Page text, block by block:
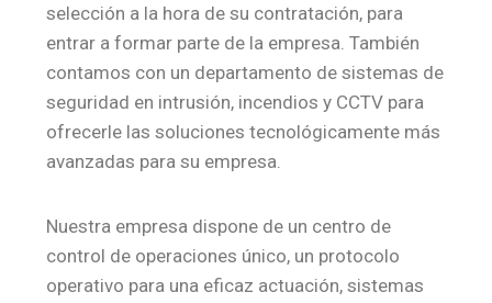
selección a la hora de su contratación, para
entrar a formar parte de la empresa. También
contamos con un departamento de sistemas de
seguridad en intrusión, incendios y CCTV para
ofrecerle las soluciones tecnológicamente más
avanzadas para su empresa.
Nuestra empresa dispone de un centro de
control de operaciones único, un protocolo
operativo para una eficaz actuación, sistemas